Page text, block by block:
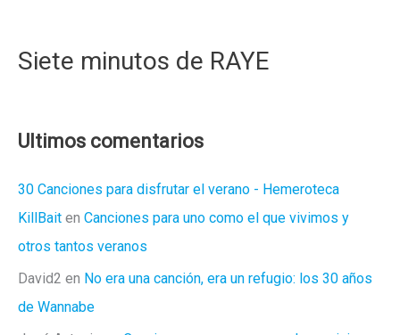
Siete minutos de RAYE
Ultimos comentarios
30 Canciones para disfrutar el verano - Hemeroteca
KillBait en Canciones para uno como el que vivimos y
otros tantos veranos
David2 en No era una canción, era un refugio: los 30 años
de Wannabe